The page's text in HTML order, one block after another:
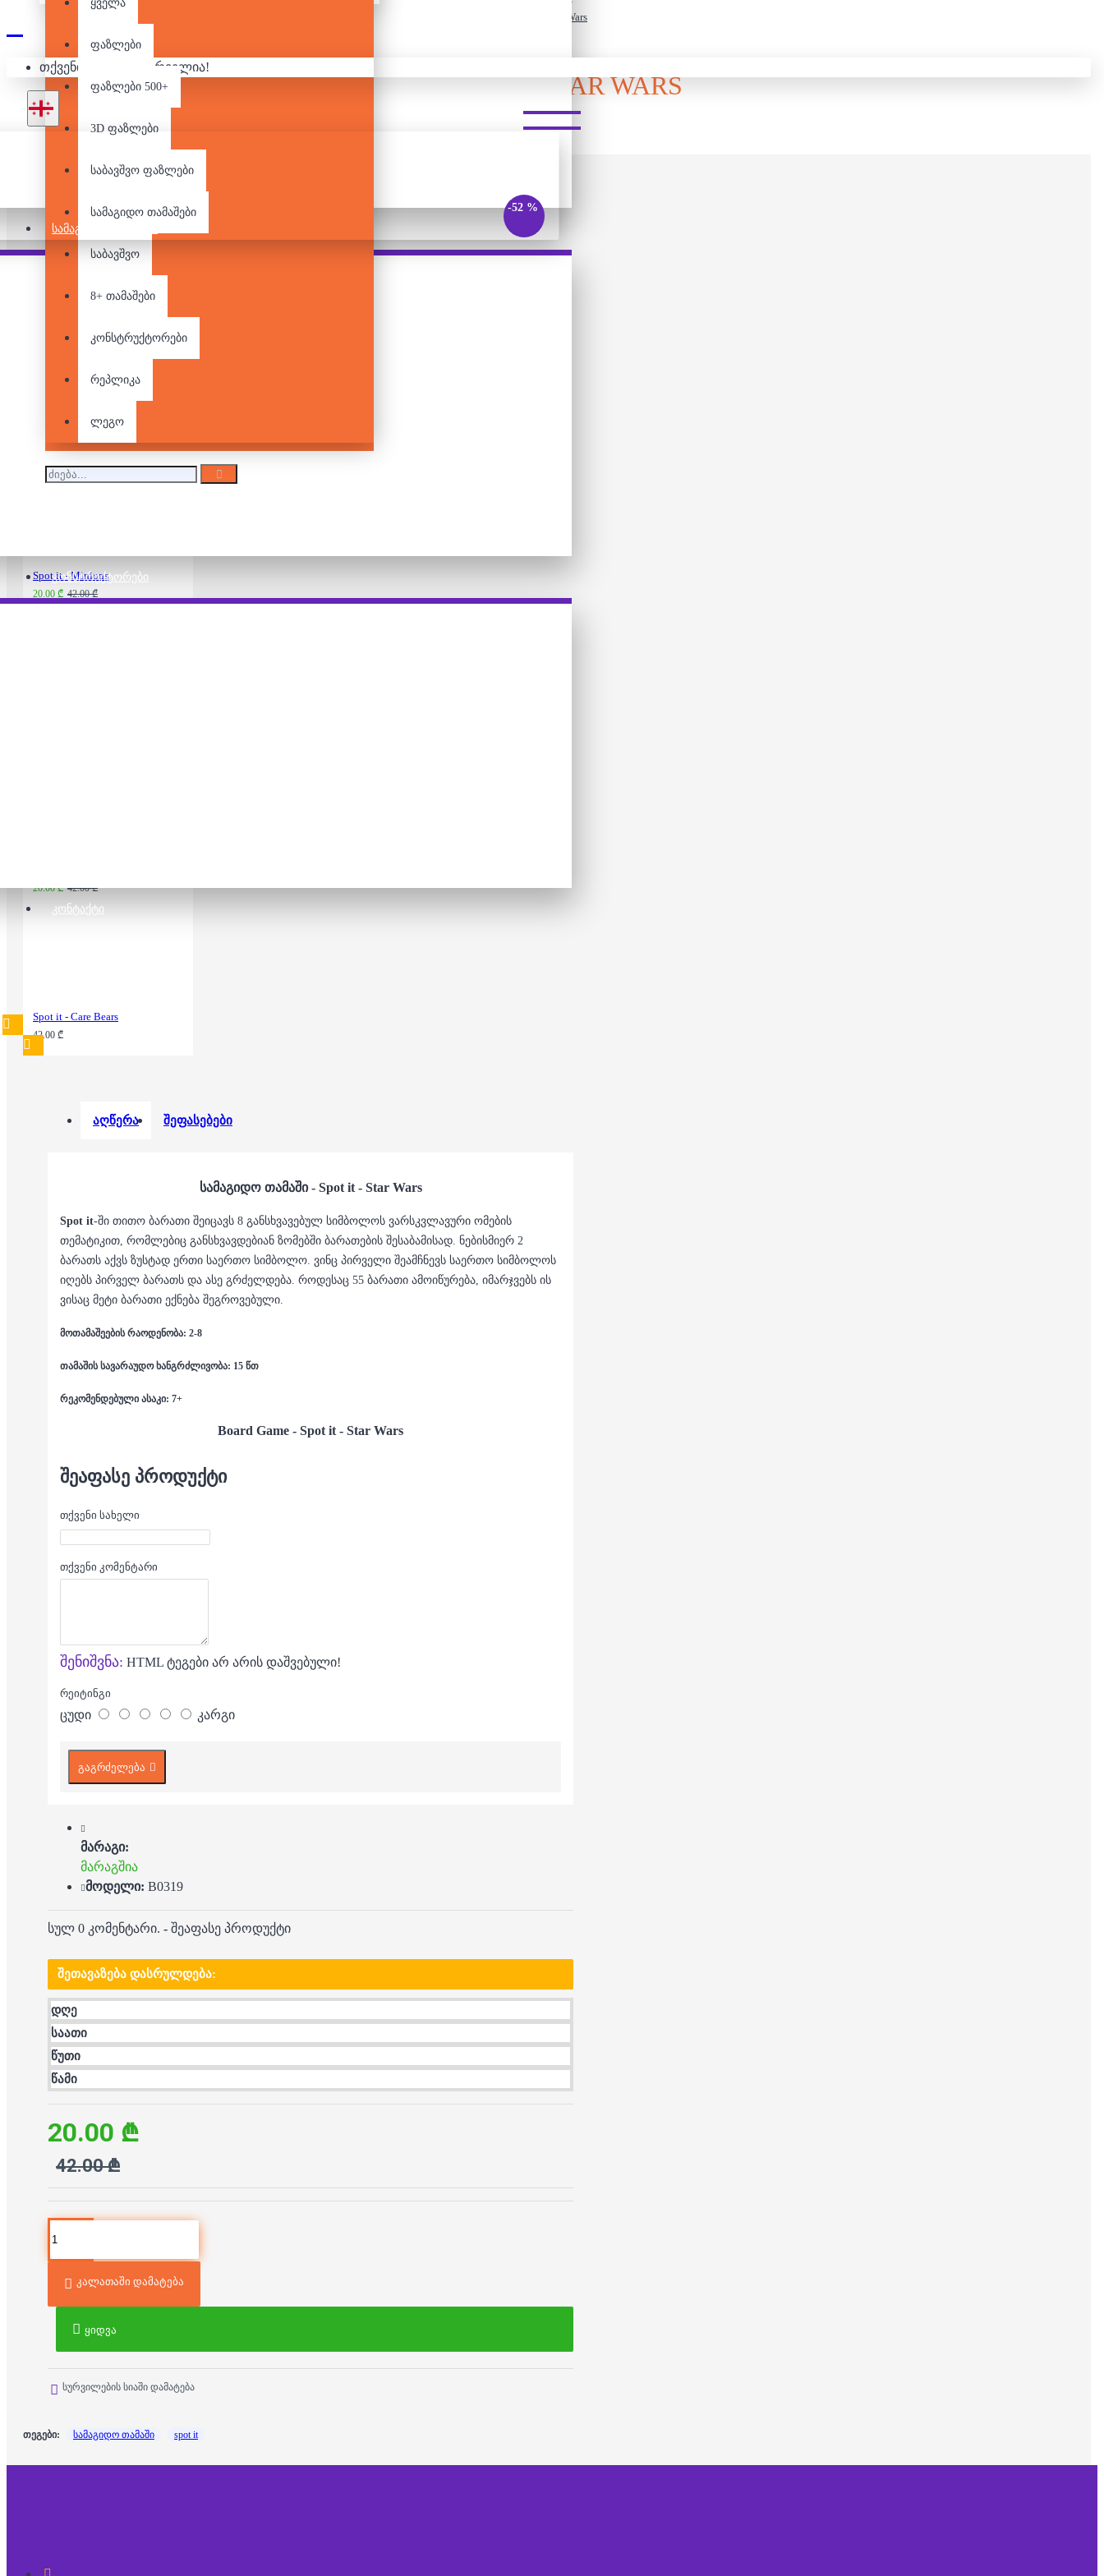
ᲡᲐᲛᲐᲒᲘᲓᲝ ᲗᲐᲛᲐᲨᲔᲑᲘ
ᲙᲝᲜᲡᲢᲠᲣᲥᲢᲝᲠᲔᲑᲘ
ᲙᲝᲜᲢᲐᲥᲢᲘ
ყველა
ფაზლები
ფაზლები 500+
3D ფაზლები
საბავშვო ფაზლები
სამაგიდო თამაშები
საბავშვო
8+ თამაშები
კონსტრუქტორები
რეპლიკა
ლეგო
თქვენი კალათა ცარიელია!
Spot it - Star Wars
SPOT IT - STAR WARS
-52 %
Spot it - Frozen
Spot it - Minions
20.00 ₾ 42.00 ₾
20.00 ₾ 42.00 ₾
Spot it - Care Bears
42.00 ₾
აღწერა შეფასებები
სამაგიდო თამაში - Spot it - Star Wars
Spot it-ში თითო ბარათი შეიცავს 8 განსხვავებულ სიმბოლოს ვარსკვლავური ომების
თემატიკით, რომლებიც განსხვავდებიან ზომებში ბარათების შესაბამისად. ნებისმიერ 2
ბარათს აქვს ზუსტად ერთი საერთო სიმბოლო. ვინც პირველი შეამჩნევს საერთო სიმბოლოს
იღებს პირველ ბარათს და ასე გრძელდება. როდესაც 55 ბარათი ამოიწურება, იმარჯვებს ის
ვისაც მეტი ბარათი ექნება შეგროვებული.
მოთამაშეების რაოდენობა: 2-8
თამაშის სავარაუდო ხანგრძლივობა: 15 წთ
რეკომენდებული ასაკი: 7+
Board Game - Spot it - Star Wars
ᲨᲔᲐᲤᲐᲡᲔ ᲞᲠᲝᲓᲣᲥᲢᲘ
თქვენი სახელი
თქვენი კომენტარი
შენიშვნა: HTML ტეგები არ არის დაშვებული!
რეიტინგი
ცუდი კარგი
გაგრძელება
მარაგი:
მარაგშია
მოდელი: B0319
სულ 0 კომენტარი. - შეაფასე პროდუქტი
ᲨᲔᲗᲐᲕᲐᲖᲔᲑᲐ ᲓᲐᲡᲠᲣᲚᲓᲔᲑᲐ:
დღე
საათი
წუთი
წამი
20.00 ₾
42.00 ₾
კალათაში დამატება
ყიდვა
სურვილების სიაში დამატება
თეგები: სამაგიდო თამაში spot it